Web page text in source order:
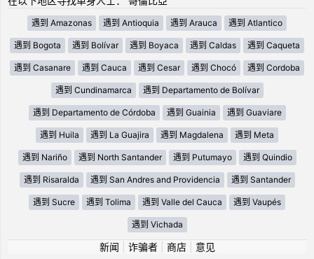
遇到 Amazonas 遇到 Antioquia 遇到 Arauca 遇到 Atlantico
遇到 Bogota 遇到 Bolívar 遇到 Boyaca 遇到 Caldas 遇到 Caqueta
遇到 Casanare 遇到 Cauca 遇到 Cesar 遇到 Chocó 遇到 Cordoba
遇到 Cundinamarca 遇到 Departamento de Bolívar
遇到 Departamento de Córdoba 遇到 Guainia 遇到 Guaviare
遇到 Huila 遇到 La Guajira 遇到 Magdalena 遇到 Meta
遇到 Nariño 遇到 North Santander 遇到 Putumayo 遇到 Quindio
遇到 Risaralda 遇到 San Andres and Providencia 遇到 Santander
遇到 Sucre 遇到 Tolima 遇到 Valle del Cauca 遇到 Vaupés
遇到 Vichada
新闻 诈骗者| 商店| 意见